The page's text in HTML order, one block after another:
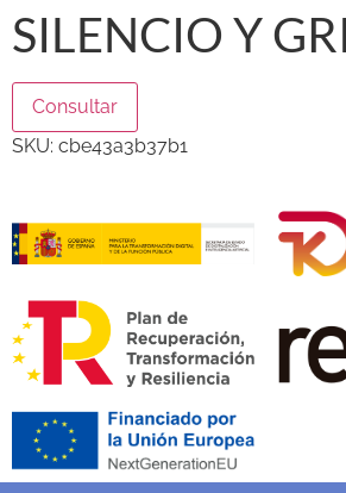
SILENCIO Y
Consultar
SKU: cbe43a3b37b1